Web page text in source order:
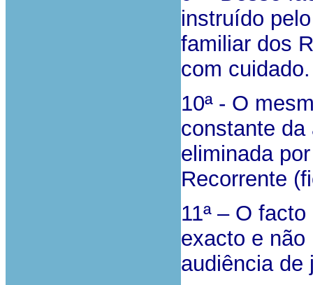
instruído
familiar dos
com cuidado.
10ª - O
constante
eliminada
Recorrente
11ª – O
exacto e não
audiência de